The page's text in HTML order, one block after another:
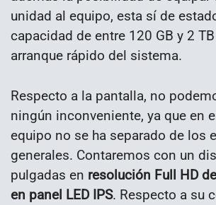
unidad al equipo, esta sí de
capacidad de entre 120 GB y 2
arranque rápido del sistema.
Respecto a la pantalla, no
ningún inconveniente, ya que en
equipo no se ha separado de los
generales. Contaremos con un
pulgadas en resolución Full HD
en panel LED IPS. Respecto a su